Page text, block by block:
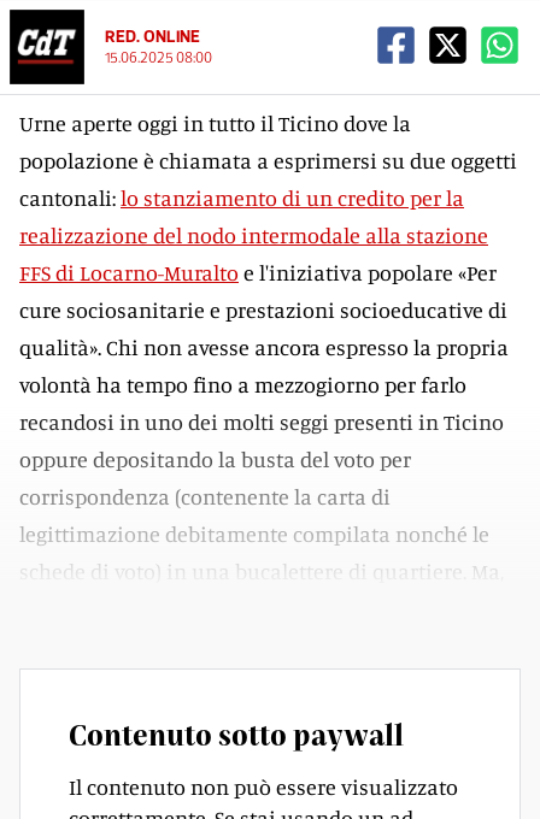
RED. ONLINE
15.06.2025 08:00
Urne aperte oggi in tutto il Ticino dove la
popolazione è chiamata a esprimersi su due oggetti
cantonali:lo stanziamento di un credito per la
realizzazione del nodo intermodale alla stazione
FFS di Locarno-Muralto e l'iniziativa popolare «Per
cure sociosanitarie e prestazioni socioeducative di
qualità». Chi non avesse ancora espresso la propria
volontà ha tempo fino a mezzogiorno per farlo
recandosi in uno dei molti seggi presenti in Ticino
oppure depositando la busta del voto per
corrispondenza (contenente la carta di
legittimazione debitamente compilata nonché le
schede di voto) in una bucalettere di quartiere. Ma,
Contenuto sotto paywall
Il contenuto non può essere visualizzato